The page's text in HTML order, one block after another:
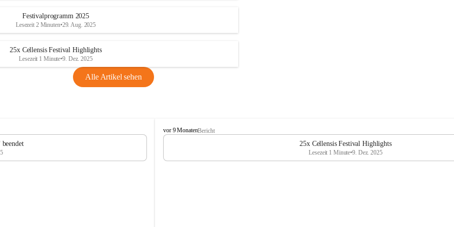
Festivalprogramm 2025
Lesezeit 2 Minuten•29. Aug. 2025
25x Cellensis Festival Highlights
Lesezeit 1 Minute•9. Dez. 2025
Alle Artikel sehen
C
e
l
vor 9 MonatenBericht
25x Cellensis Festival Highlights
Lesezeit 1 Minute•9. Dez. 2025